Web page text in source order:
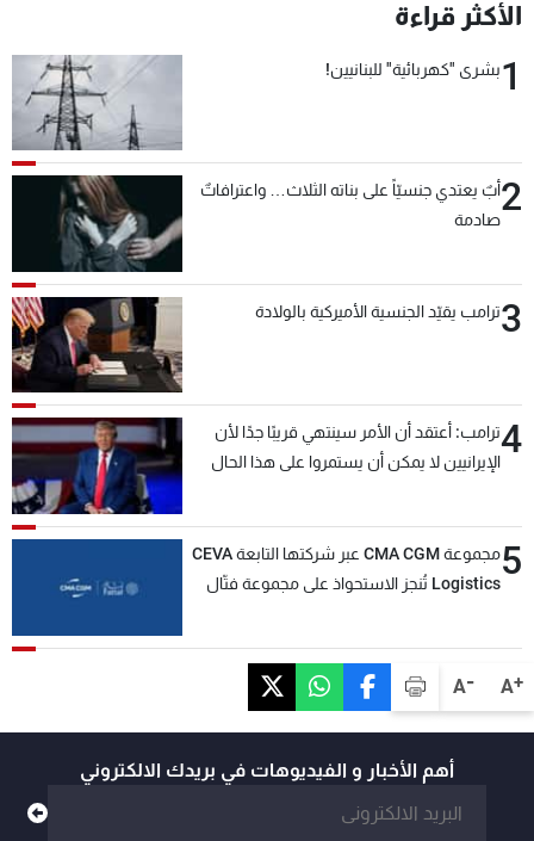
A+
A-
الأكثر قراءة
1بشرى "كهربائية" للبنانيين!
2أبٌ يعتدي جنسيّاً على بناته الثلاث… واعترافاتٌ
صادمة
3ترامب يقيّد الجنسية الأميركية بالولادة
4ترامب: أعتقد أن الأمر سينتهي قريبًا جدًا لأن
الإيرانيين لا يمكن أن يستمروا على هذا الحال
5
مجموعة CMA CGM عبر شركتها التابعة CEVA
Logistics تُنجز الاستحواذ على مجموعة فتّال
أهم الأخبار و الفيديوهات في بريدك الالكتروني